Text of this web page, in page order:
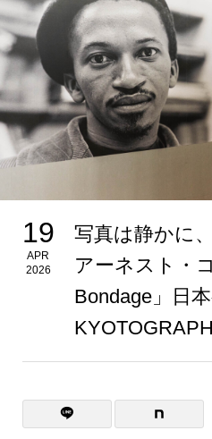
19
APR
2026
写真は静かに
アーネスト・
Bondage」日本